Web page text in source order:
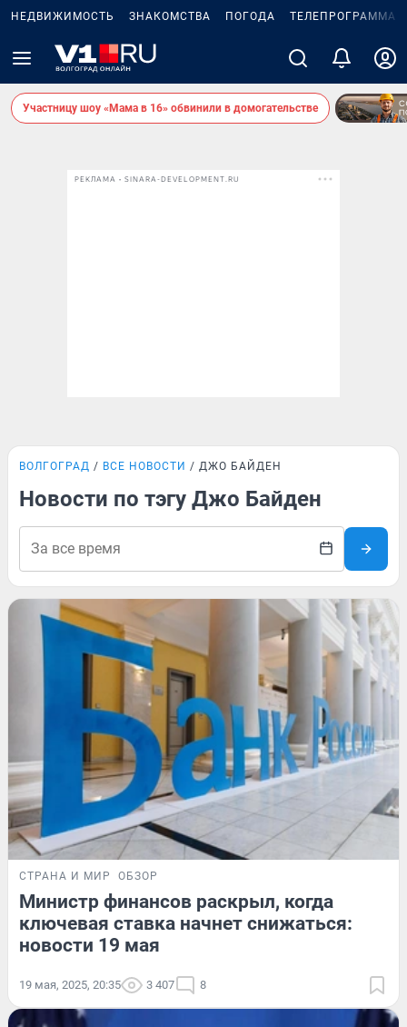
НЕДВИЖИМОСТЬ ЗНАКОМСТВА ПОГОДА ТЕЛЕПРОГРАММА
Участницу шоу «Мама в 16» обвинили в домогательстве
РЕКЛАМА • SINARA-DEVELOPMENT.RU
ВОЛГОГРАД ВСЕ НОВОСТИ ДЖО БАЙДЕН
Новости по тэгу Джо Байден
СТРАНА И МИР ОБЗОР
Министр финансов раскрыл, когда
ключевая ставка начнет снижаться:
новости 19 мая
19 мая, 2025, 20:35 3 407 8